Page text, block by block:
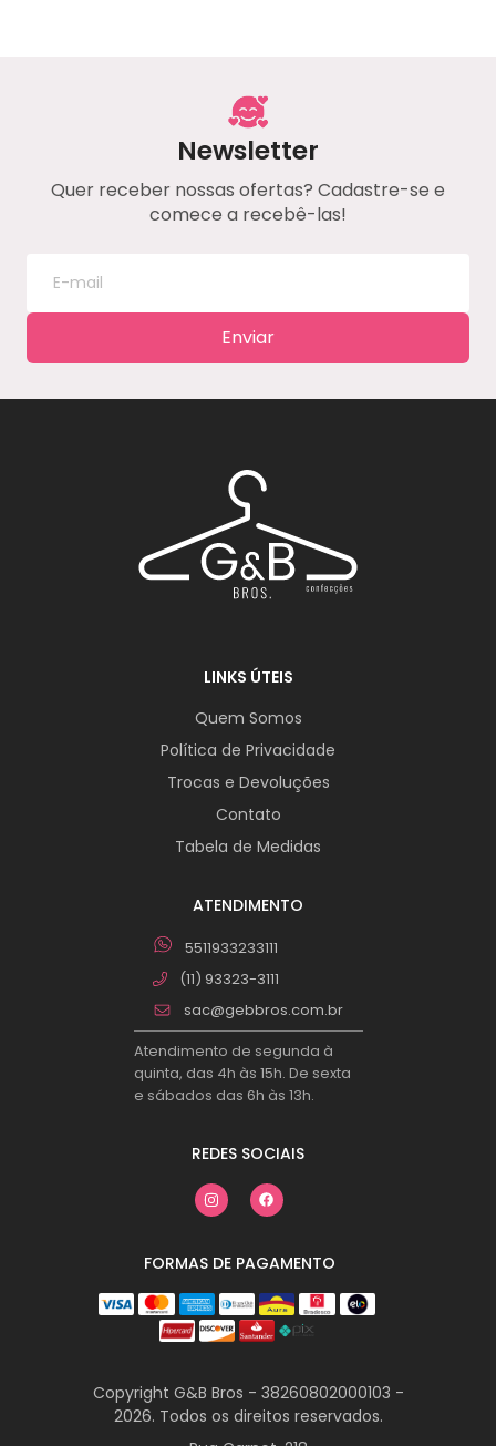
Newsletter
Quer receber nossas ofertas? Cadastre-se e
comece a recebê-las!
LINKS ÚTEIS
Quem Somos
Política de Privacidade
Trocas e Devoluções
Contato
Tabela de Medidas
ATENDIMENTO
5511933233111
(11) 93323-3111
sac@gebbros.com.br
Atendimento de segunda à
quinta, das 4h às 15h. De sexta
e sábados das 6h às 13h.
REDES SOCIAIS
FORMAS DE PAGAMENTO
Copyright G&B Bros - 38260802000103 -
2026. Todos os direitos reservados.